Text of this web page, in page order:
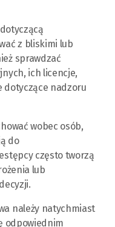
z bliskimi lub
sprawdzać
ich licencje,
dotyczące nadzoru
wobec osób,
do
często tworzą
lub
należy natychmiast
odpowiednim